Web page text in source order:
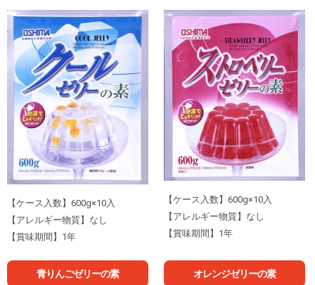
【ケース入数】600g×10入
【アレルギー物質】なし
【賞味期間】1年
【ケース入数】600g×10入
【アレルギー物質】なし
【賞味期間】1年
青りんごゼリーの素 オレンジゼリーの素